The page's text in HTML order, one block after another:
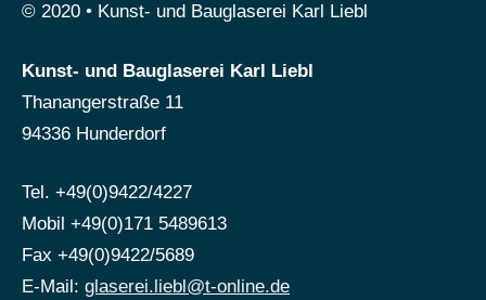
© 2020 • Kunst- und Bauglaserei Karl Liebl
Kunst- und Bauglaserei Karl Liebl
Thanangerstraße 11
94336 Hunderdorf
Tel. +49(0)9422/4227
Mobil +49(0)171 5489613
Fax +49(0)9422/5689
E-Mail: glaserei.liebl@t-online.de